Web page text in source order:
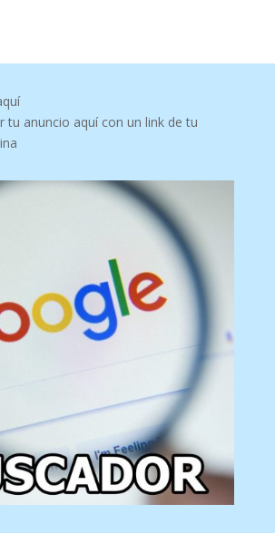
tu anuncio aquí con un link de tu